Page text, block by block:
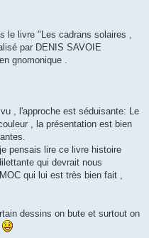
le livre "Les cadrans solaires ,
par DENIS SAVOIE
gnomonique .
, l'approche est séduisante: Le
, la présentation est bien
pensais lire ce livre histoire
qui devrait nous
qui lui est très bien fait ,
dessins on bute et surtout on